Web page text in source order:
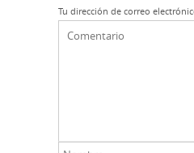
Tu dirección de correo